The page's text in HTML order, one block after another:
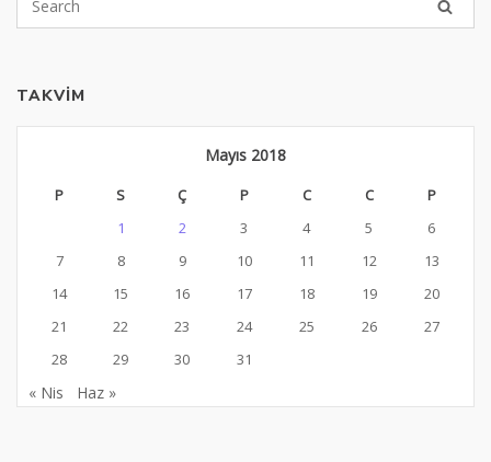
TAKVIM
Mayıs 2018
P S Ç P C C
P
1
2 3 4 5
6
7
8 9 10 11 12
13
14
15 16 17 18 19
20
21
22 23 24 25 26
27
28
29 30 31
« Nis Haz »